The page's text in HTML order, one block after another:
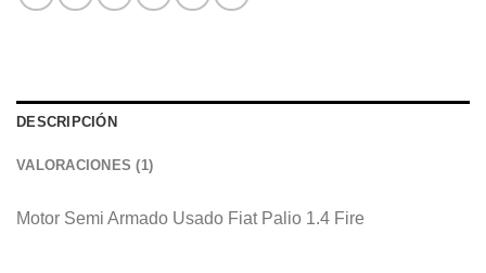
DESCRIPCIÓN
VALORACIONES (1)
Motor Semi Armado Usado Fiat Palio 1.4 Fire